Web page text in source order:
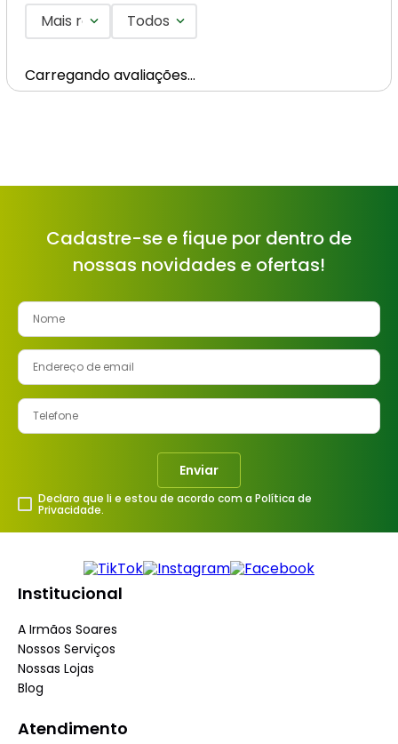
Mais recentesTodos
Carregando avaliações…
Cadastre-se e fique por dentro de
nossas novidades e ofertas!
Enviar
Declaro que li e estou de acordo com a Política de
Privacidade.
Institucional
A Irmãos Soares
Nossos Serviços
Nossas Lojas
Blog
Atendimento